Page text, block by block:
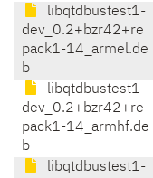
libqtdbustest1-
dev_0.2+bzr42+re
pack1-14_armel.de
b
libqtdbustest1-
dev_0.2+bzr42+re
pack1-14_armhf.de
b
libqtdbustest1-